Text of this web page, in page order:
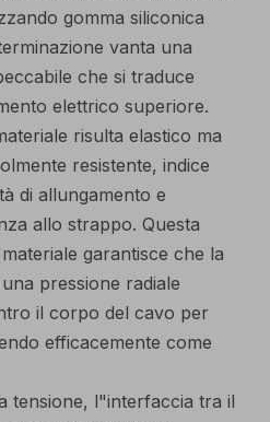
gomma siliconica
vanta una
che si traduce
elettrico superiore.
risulta elastico ma
resistente, indice
di allungamento e
allo strappo. Questa
garantisce che la
pressione radiale
il corpo del cavo per
efficacemente come
tensione, l"interfaccia tra il